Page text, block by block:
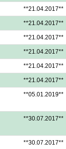
**21.04.2017**
**21.04.2017**
**21.04.2017**
**21.04.2017**
**21.04.2017**
**21.04.2017**
**05.01.2019**
**30.07.2017**
**30.07.2017**